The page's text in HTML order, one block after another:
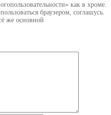
как в хроме.
браузером, соглашусь.
же основной